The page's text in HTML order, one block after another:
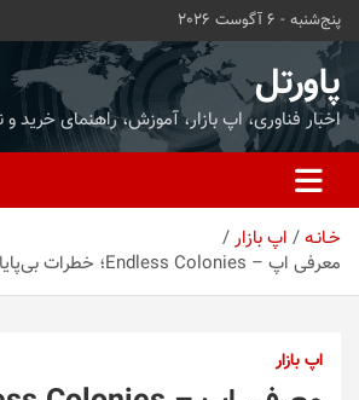
محتوا
بروید
پنج‌شنبه - 6 آگوست 2026
پاورتل
اخبار فناوری، اپ بازار، آموزش، راهنمای خرید
خـانـه
اپ بازار
معرفی اپ – Endless Colonies؛ خطرات بی‌پایان برای کره زمین
اپ بازار